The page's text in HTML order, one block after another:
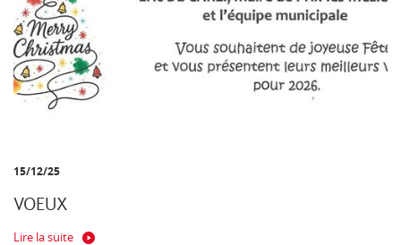
15/12/25
VOEUX
Lire la suite